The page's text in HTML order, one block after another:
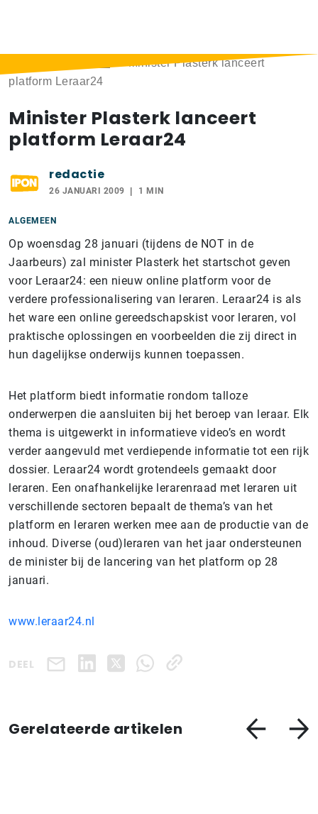
Minister Plasterk lanceert
platform Leraar24
Minister Plasterk lanceert
platform Leraar24
redactie
26 JANUARI 2009 1 MIN
ALGEMEEN
Op woensdag 28 januari (tijdens de NOT in de
Jaarbeurs) zal minister Plasterk het startschot geven
voor Leraar24: een nieuw online platform voor de
verdere professionalisering van leraren. Leraar24 is als
het ware een online gereedschapskist voor leraren, vol
praktische oplossingen en voorbeelden die zij direct in
hun dagelijkse onderwijs kunnen toepassen.
Het platform biedt informatie rondom talloze
onderwerpen die aansluiten bij het beroep van leraar. Elk
thema is uitgewerkt in informatieve video’s en wordt
verder aangevuld met verdiepende informatie tot een rijk
dossier. Leraar24 wordt grotendeels gemaakt door
leraren. Een onafhankelijke lerarenraad met leraren uit
verschillende sectoren bepaalt de thema’s van het
platform en leraren werken mee aan de productie van de
inhoud. Diverse (oud)leraren van het jaar ondersteunen
de minister bij de lancering van het platform op 28
januari.
www.leraar24.nl
DEEL
Gerelateerde artikelen